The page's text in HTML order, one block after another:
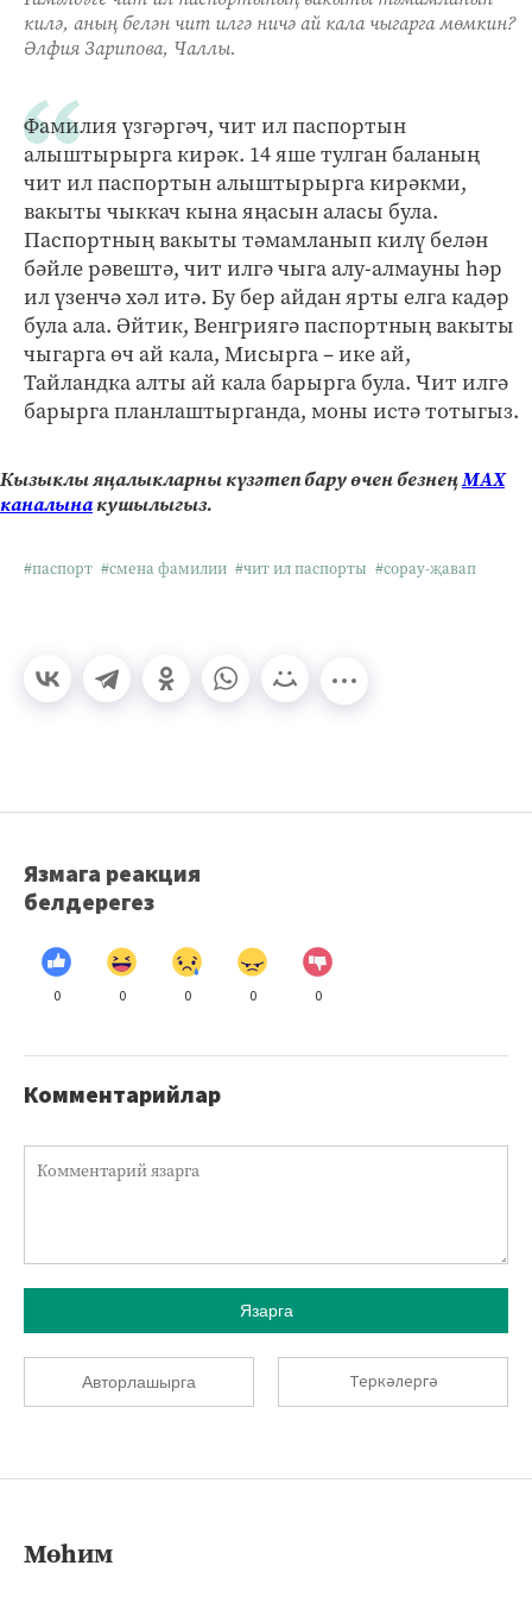
килә, аның белән чит илгә ничә ай кала чыгарга мөмкин?
Әлфия Зарипова, Чаллы.
Фамилия үзгәргәч, чит ил паспортын
алыштырырга кирәк. 14 яше тулган баланың
чит ил паспортын алыштырырга кирәкми,
вакыты чыккач кына яңасын аласы була.
Паспортның вакыты тәмамланып килү белән
бәйле рәвештә, чит илгә чыга алу-алмауны һәр
ил үзенчә хәл итә. Бу бер айдан ярты елга кадәр
була ала. Әйтик, Венгриягә паспортның вакыты
чыгарга өч ай кала, Мисырга – ике ай,
Тайландка алты ай кала барырга була. Чит илгә
барырга планлаштырганда, моны истә тотыгыз.
Кызыклы яңалыкларны күзәтеп бару өчен безнеңМАХ
каналынакушылыгыз.
#паспорт #смена фамилии #чит ил паспорты #сорау-җавап
Язмага реакция
белдерегез
0 0 0 0 0
Комментарийлар
Язарга
Авторлашырга Теркәлергә
Мөһим